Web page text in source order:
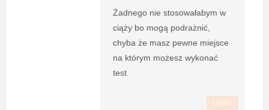
Żadnego nie stosowałabym w
ciąży bo mogą podrażnić,
chyba że masz pewne miejsce
na którym możesz wykonać
test.
Usuń